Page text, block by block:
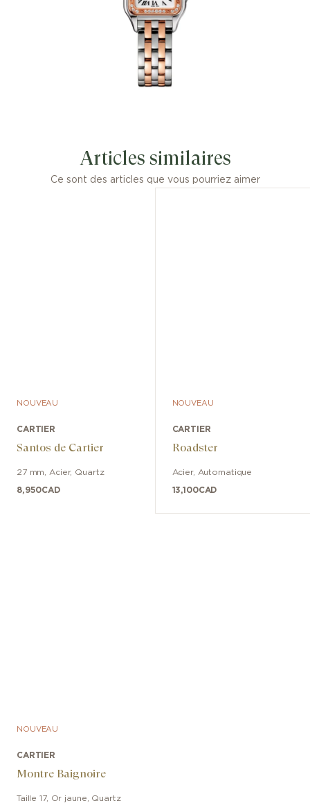
Articles similaires
Ce sont des articles que vous pourriez aimer
NOUVEAU
CARTIER
Santos de Cartier
27 mm Acier, Quartz
8,950CAD
NOUVEAU
CARTIER
Roadster
Acier, Automatique
13,100CAD
NOUVEAU
CARTIER
Montre Baignoire
Taille 17, Or jaune Quartz